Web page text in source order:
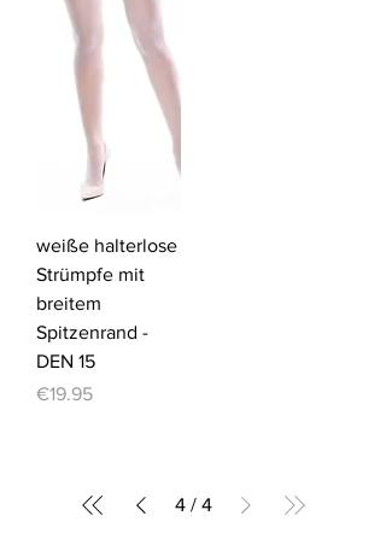
weiße halterlose
Strümpfe mit
breitem
Spitzenrand -
DEN 15
Price
€19.95
4 / 4